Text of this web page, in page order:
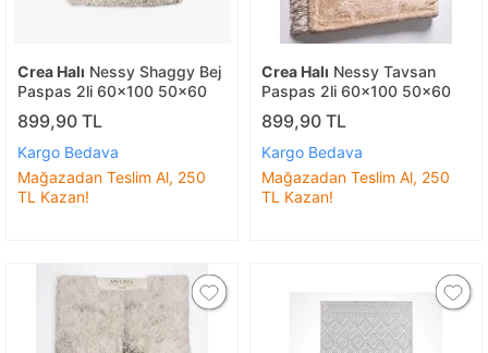
Crea Halı Nessy Shaggy Bej
Paspas 2li 60x100 50x60
899,90 TL
Kargo Bedava
Mağazadan Teslim Al, 250
TL Kazan!
Crea Halı Nessy Tavsan
Paspas 2li 60x100 50x60
899,90 TL
Kargo Bedava
Mağazadan Teslim Al, 250
TL Kazan!